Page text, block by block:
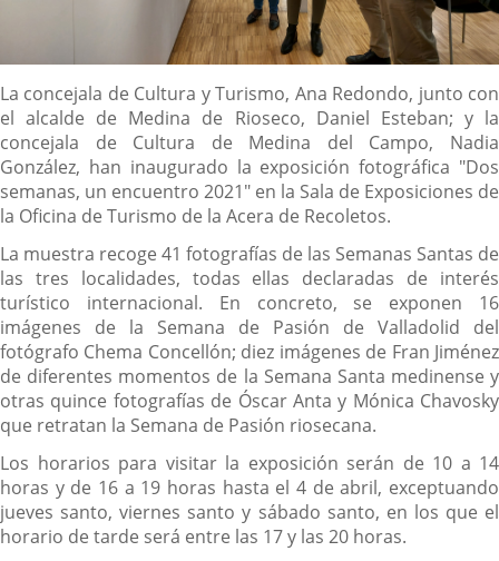
Descripción
La concejala de Cultura y Turismo, Ana Redondo, junto con
el alcalde de Medina de Rioseco, Daniel Esteban; y la
concejala de Cultura de Medina del Campo, Nadia
González, han inaugurado la exposición fotográfica "Dos
semanas, un encuentro 2021" en la Sala de Exposiciones de
la Oficina de Turismo de la Acera de Recoletos.
La muestra recoge 41 fotografías de las Semanas Santas de
las tres localidades, todas ellas declaradas de interés
turístico internacional. En concreto, se exponen 16
imágenes de la Semana de Pasión de Valladolid del
fotógrafo Chema Concellón; diez imágenes de Fran Jiménez
de diferentes momentos de la Semana Santa medinense y
otras quince fotografías de Óscar Anta y Mónica Chavosky
que retratan la Semana de Pasión riosecana.
Los horarios para visitar la exposición serán de 10 a 14
horas y de 16 a 19 horas hasta el 4 de abril, exceptuando
jueves santo, viernes santo y sábado santo, en los que el
horario de tarde será entre las 17 y las 20 horas.